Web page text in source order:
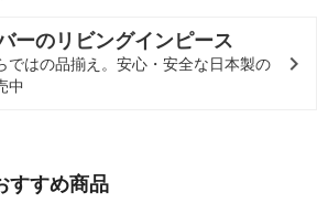
ーのリビングインピース
ではの品揃え。安心・安全な日本製の
中
すすめ商品